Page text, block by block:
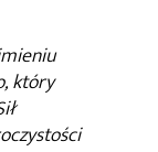
który